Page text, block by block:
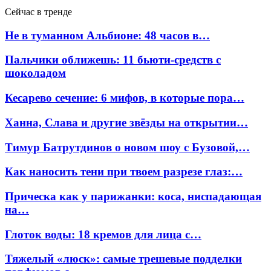
Сейчас в тренде
Не в туманном Альбионе: 48 часов в…
Пальчики оближешь: 11 бьюти-средств с
шоколадом
Кесарево сечение: 6 мифов, в которые пора…
Ханна, Слава и другие звёзды на открытии…
Тимур Батрутдинов о новом шоу с Бузовой,…
Как наносить тени при твоем разрезе глаз:…
Прическа как у парижанки: коса, ниспадающая
на…
Глоток воды: 18 кремов для лица с…
Тяжелый «люск»: самые трешевые подделки